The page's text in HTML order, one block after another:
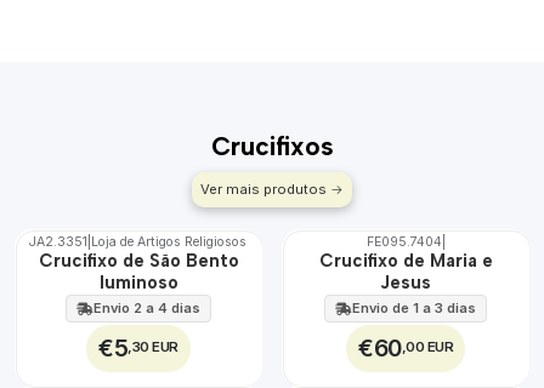
Crucifixos
Ver mais produtos
JA2.3351 Loja de Artigos Religiosos
Crucifixo de São Bento
luminoso
Envio 2 a 4 dias
€5,30 EUR
FE095.7404
Crucifixo de Maria e
Jesus
Envio de 1 a 3 dias
€60,00 EUR